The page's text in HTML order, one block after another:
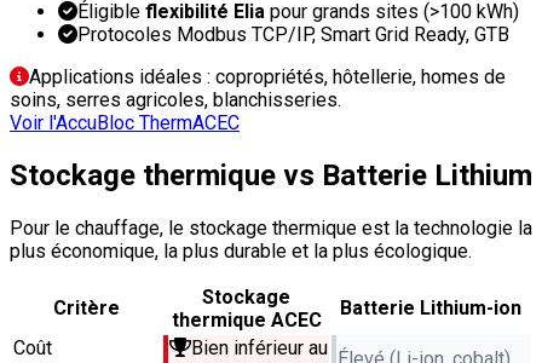
Éligible flexibilité Elia pour grands sites (>100 kWh)
Protocoles Modbus TCP/IP, Smart Grid Ready, GTB
Applications idéales : copropriétés, hôtellerie, homes de
soins, serres agricoles, blanchisseries.
Voir l'AccuBloc ThermACEC
Stockage thermique vs Batterie Lithium
Pour le chauffage, le stockage thermique est la technologie la
plus économique, la plus durable et la plus écologique.
Critère
Stockage
thermique ACEC
Batterie Lithium-ion
Coût
Bien inférieur au Élevé (Li-ion, cobalt)